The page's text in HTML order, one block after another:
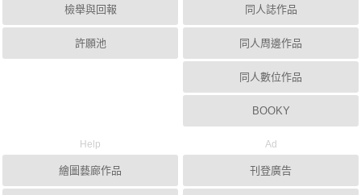
檢舉與回報
許願池
同人誌作品
同人周邊作品
同人數位作品
BOOKY
Help
繪圖藝廊作品
Ad
刊登廣告